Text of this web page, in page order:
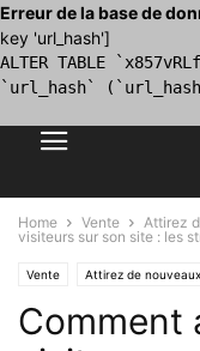
Erreur de la base de
key 'url_hash']
ALTER TABLE
`url_hash`
Home Vente Attirez
visiteurs sur son site : les
Vente Attirez de
Les moyens web
Comment